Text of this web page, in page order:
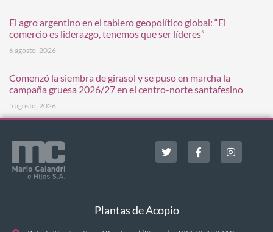
El agro argentino en el tablero geopolítico global: “El
comercio es liderazgo, tenemos que ser líderes”
6 agosto, 2026
Comenzó la siembra de girasol y se puso en marcha la
campaña gruesa 2026/27 en el centro-norte santafesino
5 agosto, 2026
Plantas de Acopio